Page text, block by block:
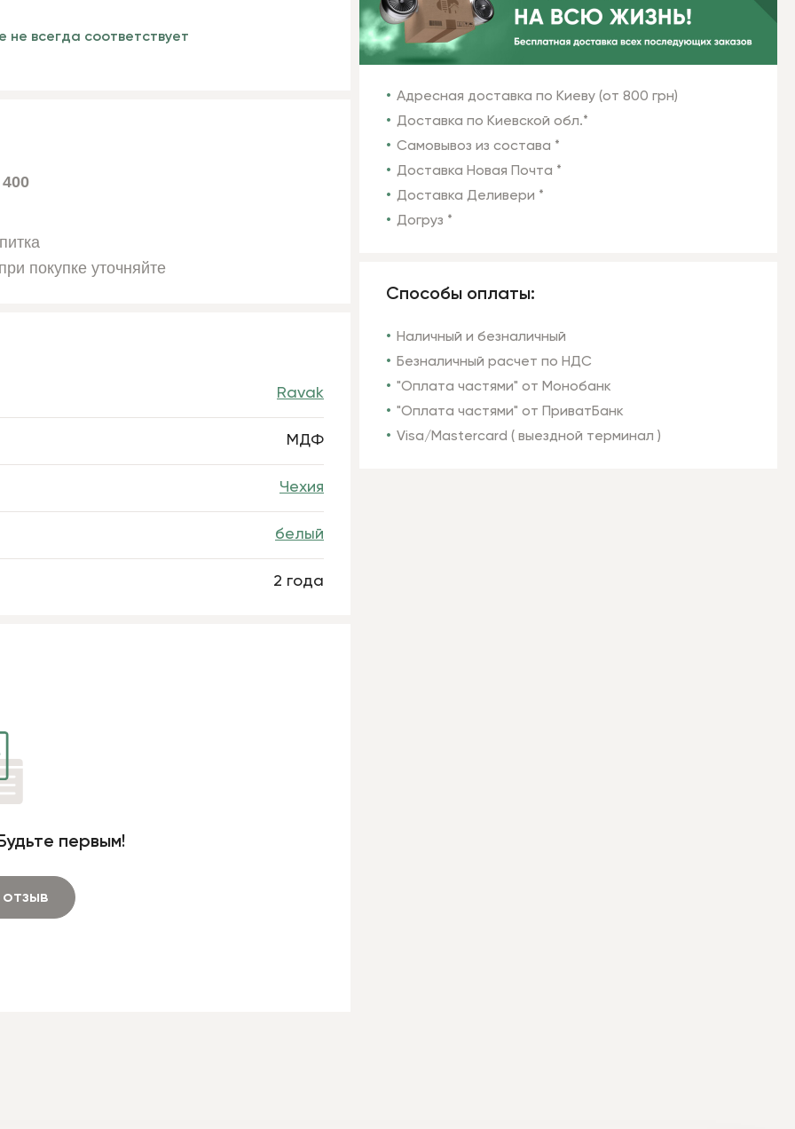
не всегда соответствует
Адресная доставка по Киеву (от 800 грн)
Доставка по Киевской обл.*
Самовывоз из состава *
Доставка Новая Почта *
Доставка Деливери *
Догруз *
Способы оплаты:
Наличный и безналичный
Безналичный расчет по НДС
"Оплата частями" от Монобанк
"Оплата частями" от ПриватБанк
Visa/Mastercard ( выездной терминал )
покупке уточняйте
Ravak
МДФ
Чехия
белый
2 года
первым!